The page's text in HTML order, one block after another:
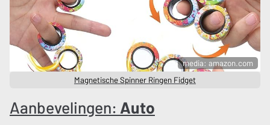
media: amazon.com
Magnetische Spinner Ringen Fidget
Aanbevelingen: Auto